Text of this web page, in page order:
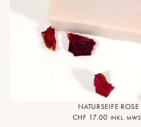
NATURSEIFE ROSE
CHF 17.00 INKL.